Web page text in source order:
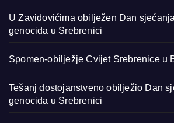
U Zavidovićima obilježen Dan
genocida u Srebrenici
Spomen-obilježje Cvijet Srebrenice u
Tešanj dostojanstveno obilježio Dan
genocida u Srebrenici